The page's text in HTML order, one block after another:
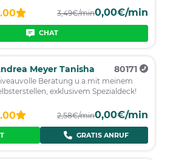
3,49€/min0,00€/min
CHAT
Meyer Tanisha 80171
Beratung u.a.mit meinem
exklusivem Spezialdeck!
2,58€/min0,00€/min
GRATIS ANRUF